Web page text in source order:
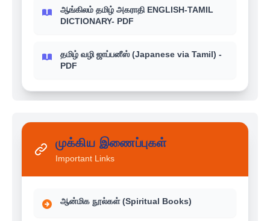
ஆங்கிலம் தமிழ் அகராதி ENGLISH-TAMIL
DICTIONARY- PDF
தமிழ் வழி ஜாப்பனீஸ் (Japanese via Tamil) -
PDF
முக்கிய இணைப்புகள்
Important Links
ஆன்மிக நூல்கள் (Spiritual Books)